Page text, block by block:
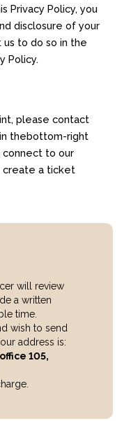
Privacy Policy, you
disclosure of your
to do so in the
Policy.
please contact
thebottom-right
connect to our
create a ticket
will review
a written
time.
wish to send
address is:
105,